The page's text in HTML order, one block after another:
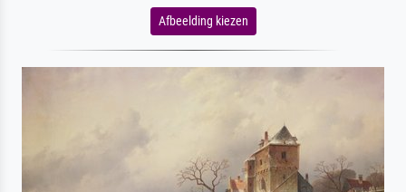
Afbeelding kiezen